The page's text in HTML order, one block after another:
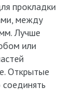
прокладки
между
Лучше
или
Открытые